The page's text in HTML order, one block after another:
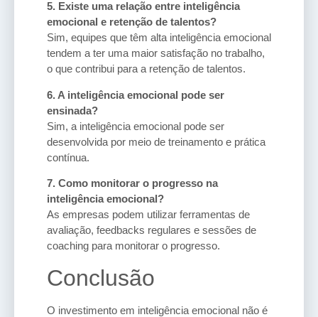
5. Existe uma relação entre inteligência
emocional e retenção de talentos?
Sim, equipes que têm alta inteligência emocional
tendem a ter uma maior satisfação no trabalho,
o que contribui para a retenção de talentos.
6. A inteligência emocional pode ser
ensinada?
Sim, a inteligência emocional pode ser
desenvolvida por meio de treinamento e prática
contínua.
7. Como monitorar o progresso na
inteligência emocional?
As empresas podem utilizar ferramentas de
avaliação, feedbacks regulares e sessões de
coaching para monitorar o progresso.
Conclusão
O investimento em inteligência emocional não é